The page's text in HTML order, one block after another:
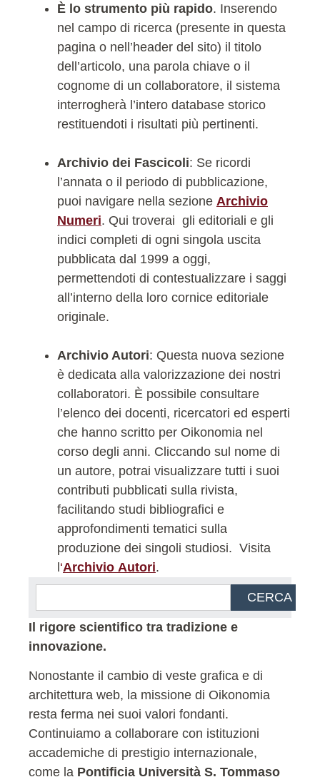
È lo strumento più rapido. Inserendo
nel campo di ricerca (presente in questa
pagina o nell’header del sito) il titolo
dell’articolo, una parola chiave o il
cognome di un collaboratore, il sistema
interrogherà l’intero database storico
restituendoti i risultati più pertinenti.
Archivio dei Fascicoli: Se ricordi
l’annata o il periodo di pubblicazione,
puoi navigare nella sezione Archivio
Numeri. Qui troverai gli editoriali e gli
indici completi di ogni singola uscita
pubblicata dal 1999 a oggi,
permettendoti di contestualizzare i saggi
all’interno della loro cornice editoriale
originale.
Archivio Autori: Questa nuova sezione
è dedicata alla valorizzazione dei nostri
collaboratori. È possibile consultare
l’elenco dei docenti, ricercatori ed esperti
che hanno scritto per Oikonomia nel
corso degli anni. Cliccando sul nome di
un autore, potrai visualizzare tutti i suoi
contributi pubblicati sulla rivista,
facilitando studi bibliografici e
approfondimenti tematici sulla
produzione dei singoli studiosi. Visita
l‘Archivio Autori.
CERCA
Il rigore scientifico tra tradizione e
innovazione.
Nonostante il cambio di veste grafica e di
architettura web, la missione di Oikonomia
resta ferma nei suoi valori fondanti.
Continuiamo a collaborare con istituzioni
accademiche di prestigio internazionale,
come la Pontificia Università S. Tommaso